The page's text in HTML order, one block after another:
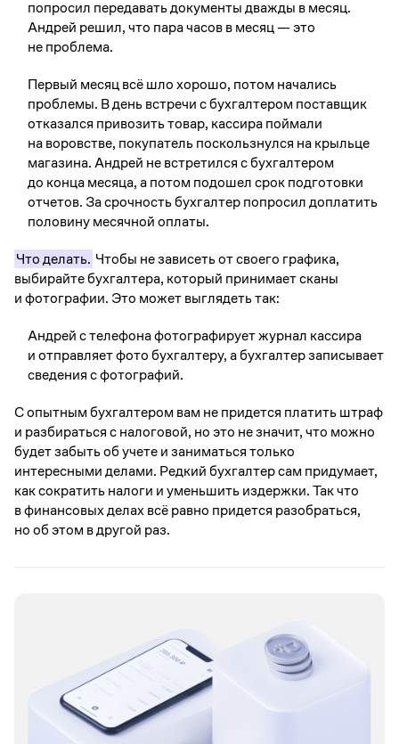
попросил передавать документы дважды в месяц.
Андрей решил, что пара часов в месяц — это
не проблема.
Первый месяц всё шло хорошо, потом начались
проблемы. В день встречи с бухгалтером поставщик
отказался привозить товар, кассира поймали
на воровстве, покупатель поскользнулся на крыльце
магазина. Андрей не встретился с бухгалтером
до конца месяца, а потом подошел срок подготовки
отчетов. За срочность бухгалтер попросил доплатить
половину месячной оплаты.
Что делать. Чтобы не зависеть от своего графика,
выбирайте бухгалтера, который принимает сканы
и фотографии. Это может выглядеть так:
Андрей с телефона фотографирует журнал кассира
и отправляет фото бухгалтеру, а бухгалтер записывает
сведения с фотографий.
С опытным бухгалтером вам не придется платить штраф
и разбираться с налоговой, но это не значит, что можно
будет забыть об учете и заниматься только
интересными делами. Редкий бухгалтер сам придумает,
как сократить налоги и уменьшить издержки. Так что
в финансовых делах всё равно придется разобраться,
но об этом в другой раз.